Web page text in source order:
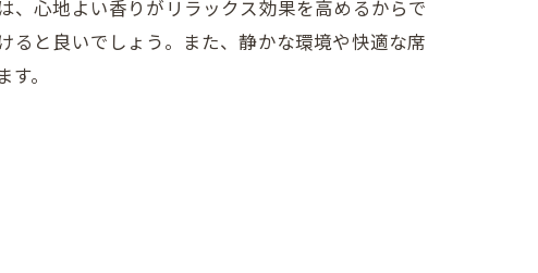
、心地よい香りがリラックス効果を高めるからで
ると良いでしょう。また、静かな環境や快適な席
。